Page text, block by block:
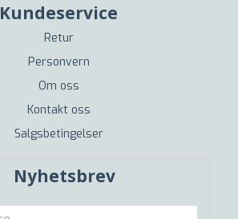
Kundeservice
Retur
Personvern
Om oss
Kontakt oss
Salgsbetingelser
Nyhetsbrev